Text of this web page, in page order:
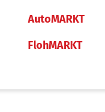
AutoMARKT
FlohMARKT